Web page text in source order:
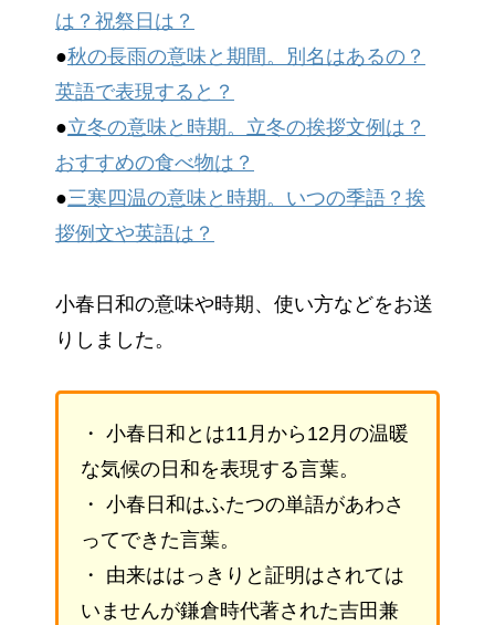
は？祝祭日は？
●秋の長雨の意味と期間。別名はあるの？
英語で表現すると？
●立冬の意味と時期。立冬の挨拶文例は？
おすすめの食べ物は？
●三寒四温の意味と時期。いつの季語？挨
拶例文や英語は？
小春日和の意味や時期、使い方などをお送
りしました。
・ 小春日和とは11月から12月の温暖
な気候の日和を表現する言葉。
・ 小春日和はふたつの単語があわさ
ってできた言葉。
・ 由来ははっきりと証明はされては
いませんが鎌倉時代著された吉田兼